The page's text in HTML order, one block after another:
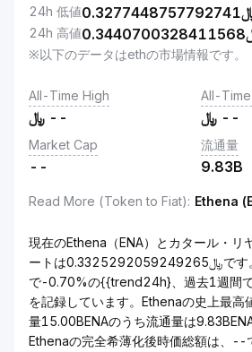
24h 低値0.3277448757792741
24h 高値0.3440700328411568
※以下のデータはethの市場情報です。
All-Time High
﷼ --
All-
﷼ --
Market Cap
--
流通量
9.83B
Read More (Token to Fiat): Ethena
現在のEthena（ENA）とカタール・リ
ートは﷼0.3325292059249265です。過去24時間
で-0.70%の{{trend24h}、過去1週間
を記録しています。Ethenaの史上最
量15.00BENAのうち流通量は
Ethenaの完全希薄化後時価総額は、--